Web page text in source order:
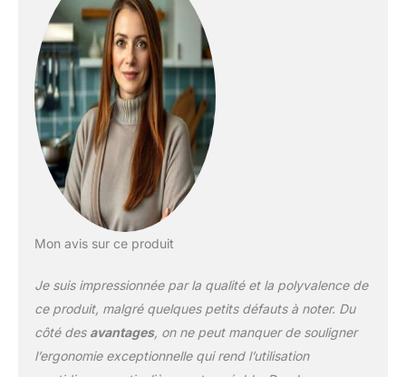
Mon avis sur ce produit
Je suis impressionnée par la qualité et la polyvalence de
ce produit, malgré quelques petits défauts à noter. Du
côté des avantages, on ne peut manquer de souligner
l’ergonomie exceptionnelle qui rend l’utilisation